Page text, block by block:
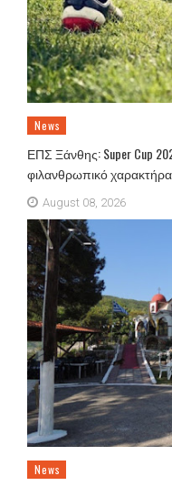
News
ΕΠΣ Ξάνθης: Super Cup
φιλανθρωπικό χαρακτήρα
August 08, 2026
News